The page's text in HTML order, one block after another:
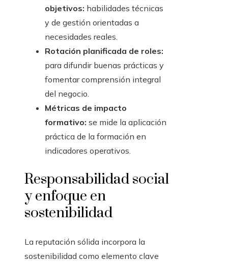
objetivos: habilidades técnicas
y de gestión orientadas a
necesidades reales.
Rotación planificada de roles:
para difundir buenas prácticas y
fomentar comprensión integral
del negocio.
Métricas de impacto
formativo: se mide la aplicación
práctica de la formación en
indicadores operativos.
Responsabilidad social
y enfoque en
sostenibilidad
La reputación sólida incorpora la
sostenibilidad como elemento clave